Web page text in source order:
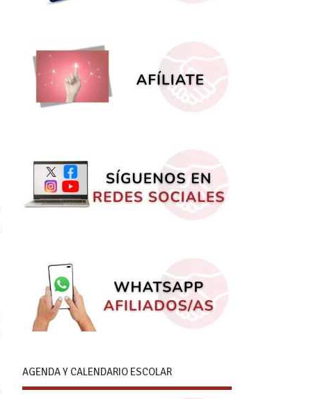
AGENDA Y CALENDARIO ESCOLAR